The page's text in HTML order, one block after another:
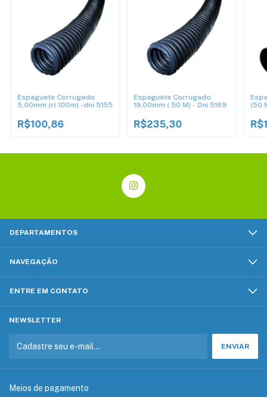
Espaguete Corrugado
5,00mm (rl.100m) -dni 5155
R$100,86
Espaguete Corrugado
19,00mm ( 50 M) - Dni 5169
R$235,30
(50
DEPARTAMENTOS
NAVEGAÇÃO
ENTRE EM CONTATO
NEWSLETTER
Meios de pagamento